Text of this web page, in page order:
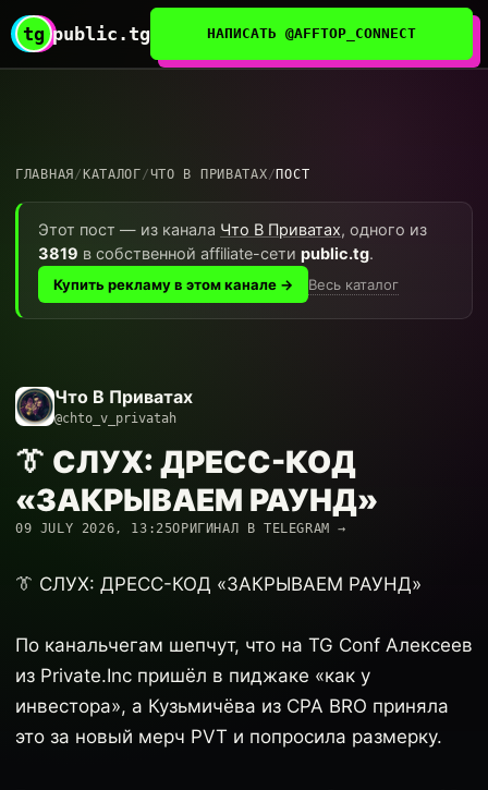
tg public.tg НАПИСАТЬ @AFFTOP_CONNECT
ГЛАВНАЯ / КАТАЛОГ/ЧТО В ПРИВАТАХ/ ПОСТ
Этот пост — из канала Что В Приватах, одного из
3819 в собственной affiliate-сети public.tg.
Купить рекламу в этом канале → Весь каталог
Что В Приватах
@chto_v_privatah
👔 СЛУХ: ДРЕСС-КОД
«ЗАКРЫВАЕМ РАУНД»
09 JULY 2026, 13:25ОРИГИНАЛ В TELEGRAM →
👔 СЛУХ: ДРЕСС-КОД «ЗАКРЫВАЕМ РАУНД»
По канальчегам шепчут, что на TG Conf Алексеев
из Private.Inc пришёл в пиджаке «как у
инвестора», а Кузьмичёва из CPA BRO приняла
это за новый мерч PVT и попросила размерку.